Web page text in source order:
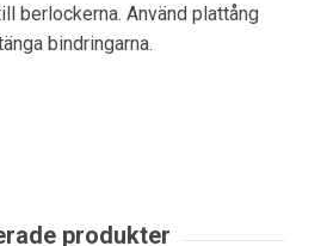
berlockerna. Använd plattång
bindringarna.